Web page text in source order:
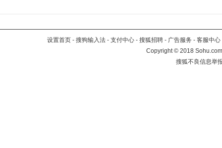
设置首页 - 搜狗输入法 - 支付中心 - 搜狐招聘 - 广告服务 - 客服中心
Copyright©2018
搜狐不良信息举